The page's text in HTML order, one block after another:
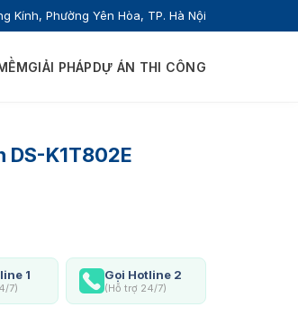
Kính, Phường Yên Hòa, TP. Hà Nội
GIẢI PHÁPDỰ ÁN THI CÔNG
DS-K1T802E
1
7)
Gọi Hotline 2
(Hỗ trợ 24/7)